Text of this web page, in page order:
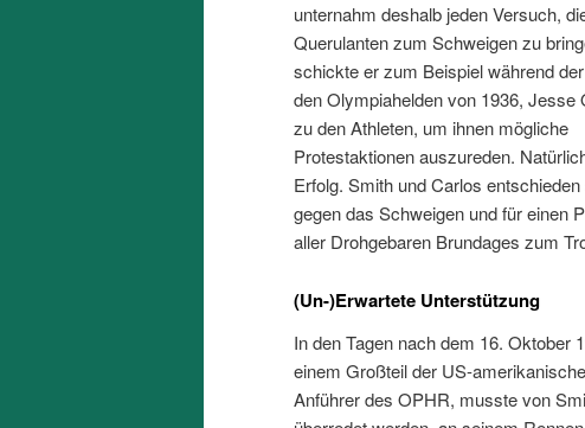
unternahm deshalb jeden Versuch,
Querulanten zum Schweigen zu
schickte er zum Beispiel während
den Olympiahelden von 1936, Jesse
zu den Athleten, um ihnen mögliche
Protestaktionen auszureden.
Erfolg. Smith und Carlos
gegen das Schweigen und für einen
aller Drohgebaren Brundages zum
(Un-)Erwartete Unterstützung
In den Tagen nach dem 16. Oktober
einem Großteil der US-
Anführer des OPHR, musste von